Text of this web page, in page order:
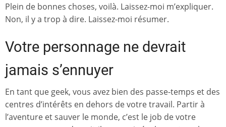
Plein de bonnes choses, voilà. Laissez-moi m’expliquer.
Non, il y a trop à dire. Laissez-moi résumer.
Votre personnage ne devrait
jamais s’ennuyer
En tant que geek, vous avez bien des passe-temps et des
centres d’intérêts en dehors de votre travail. Partir à
l’aventure et sauver le monde, c’est le job de votre